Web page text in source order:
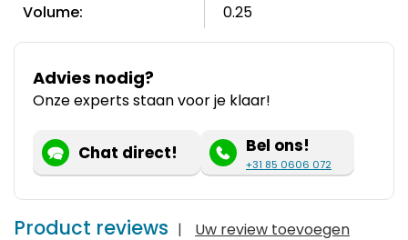
Volume:
0.25
Advies nodig?
Onze experts staan voor je klaar!
Chat direct! Bel ons!
+31 85 0606 072
Product reviews | Uw review toevoegen